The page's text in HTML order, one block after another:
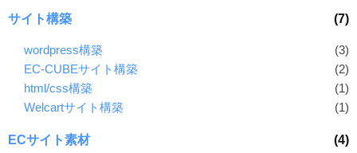
サイト構築 (7)
wordpress構築
(3)
EC-CUBEサイト構築
(2)
html/css構築
(1)
Welcartサイト構築
(1)
ECサイト素材 (4)